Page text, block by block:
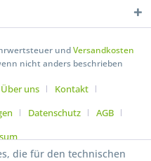
undVersandkosten
nicht anders beschrieben
Über uns
Kontakt
Datenschutz
AGB
die für den technischen